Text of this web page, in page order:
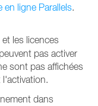
en ligne Parallels.
les licences
pas activer
sont pas affichées
dans